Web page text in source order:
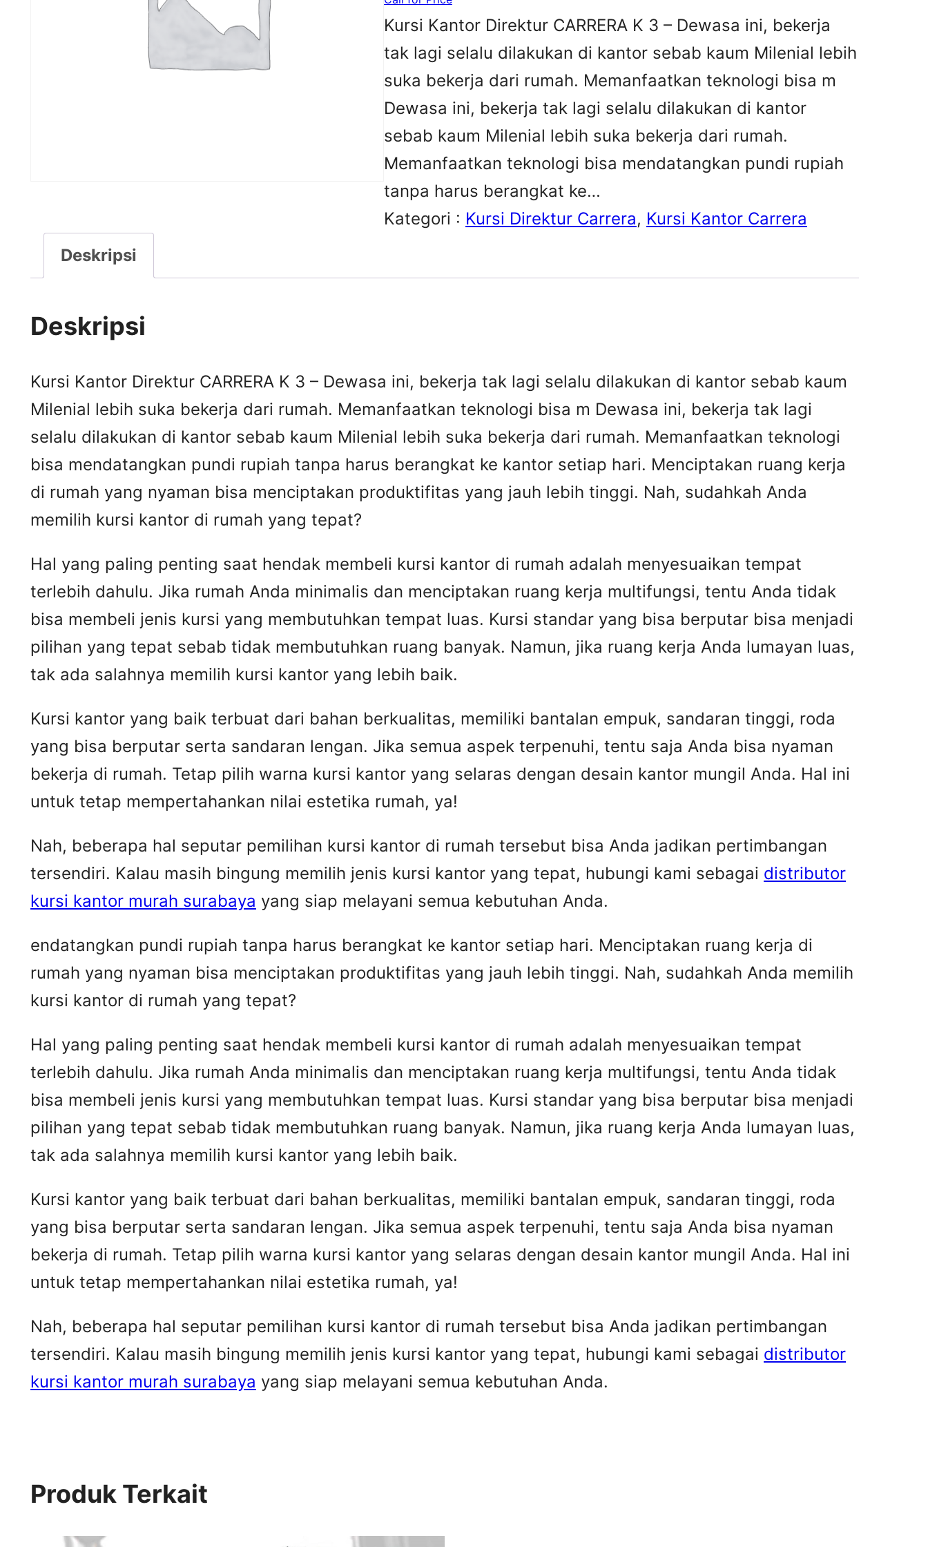
Kursi Kantor Direktur CARRERA K 3 – Dewasa ini, bekerja
tak lagi selalu dilakukan di kantor sebab kaum Milenial lebih
suka bekerja dari rumah. Memanfaatkan teknologi bisa m
Dewasa ini, bekerja tak lagi selalu dilakukan di kantor
sebab kaum Milenial lebih suka bekerja dari rumah.
Memanfaatkan teknologi bisa mendatangkan pundi rupiah
tanpa harus berangkat ke…
Kategori : Kursi Direktur Carrera, Kursi Kantor Carrera
Deskripsi
Deskripsi
Kursi Kantor Direktur CARRERA K 3 – Dewasa ini, bekerja tak lagi selalu dilakukan di kantor sebab kaum
Milenial lebih suka bekerja dari rumah. Memanfaatkan teknologi bisa m Dewasa ini, bekerja tak lagi
selalu dilakukan di kantor sebab kaum Milenial lebih suka bekerja dari rumah. Memanfaatkan teknologi
bisa mendatangkan pundi rupiah tanpa harus berangkat ke kantor setiap hari. Menciptakan ruang kerja
di rumah yang nyaman bisa menciptakan produktifitas yang jauh lebih tinggi. Nah, sudahkah Anda
memilih kursi kantor di rumah yang tepat?
Hal yang paling penting saat hendak membeli kursi kantor di rumah adalah menyesuaikan tempat
terlebih dahulu. Jika rumah Anda minimalis dan menciptakan ruang kerja multifungsi, tentu Anda tidak
bisa membeli jenis kursi yang membutuhkan tempat luas. Kursi standar yang bisa berputar bisa menjadi
pilihan yang tepat sebab tidak membutuhkan ruang banyak. Namun, jika ruang kerja Anda lumayan luas,
tak ada salahnya memilih kursi kantor yang lebih baik.
Kursi kantor yang baik terbuat dari bahan berkualitas, memiliki bantalan empuk, sandaran tinggi, roda
yang bisa berputar serta sandaran lengan. Jika semua aspek terpenuhi, tentu saja Anda bisa nyaman
bekerja di rumah. Tetap pilih warna kursi kantor yang selaras dengan desain kantor mungil Anda. Hal ini
untuk tetap mempertahankan nilai estetika rumah, ya!
Nah, beberapa hal seputar pemilihan kursi kantor di rumah tersebut bisa Anda jadikan pertimbangan
tersendiri. Kalau masih bingung memilih jenis kursi kantor yang tepat, hubungi kami sebagai distributor
kursi kantor murah surabaya yang siap melayani semua kebutuhan Anda.
endatangkan pundi rupiah tanpa harus berangkat ke kantor setiap hari. Menciptakan ruang kerja di
rumah yang nyaman bisa menciptakan produktifitas yang jauh lebih tinggi. Nah, sudahkah Anda memilih
kursi kantor di rumah yang tepat?
Hal yang paling penting saat hendak membeli kursi kantor di rumah adalah menyesuaikan tempat
terlebih dahulu. Jika rumah Anda minimalis dan menciptakan ruang kerja multifungsi, tentu Anda tidak
bisa membeli jenis kursi yang membutuhkan tempat luas. Kursi standar yang bisa berputar bisa menjadi
pilihan yang tepat sebab tidak membutuhkan ruang banyak. Namun, jika ruang kerja Anda lumayan luas,
tak ada salahnya memilih kursi kantor yang lebih baik.
Kursi kantor yang baik terbuat dari bahan berkualitas, memiliki bantalan empuk, sandaran tinggi, roda
yang bisa berputar serta sandaran lengan. Jika semua aspek terpenuhi, tentu saja Anda bisa nyaman
bekerja di rumah. Tetap pilih warna kursi kantor yang selaras dengan desain kantor mungil Anda. Hal ini
untuk tetap mempertahankan nilai estetika rumah, ya!
Nah, beberapa hal seputar pemilihan kursi kantor di rumah tersebut bisa Anda jadikan pertimbangan
tersendiri. Kalau masih bingung memilih jenis kursi kantor yang tepat, hubungi kami sebagai distributor
kursi kantor murah surabaya yang siap melayani semua kebutuhan Anda.
Produk Terkait